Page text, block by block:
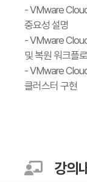
- VMware
중요성 설명
- VMware
및 복원 워크플
- VMware
클러스터 구현
강의